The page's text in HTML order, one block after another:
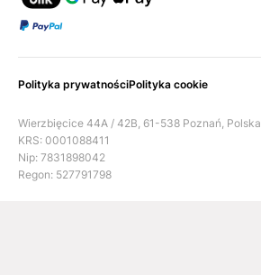
Polityka prywatnościPolityka cookie
Wierzbięcice 44A / 42B, 61-538 Poznań, Polska
KRS: 0001088411
Nip: 7831898042
Regon: 527791798